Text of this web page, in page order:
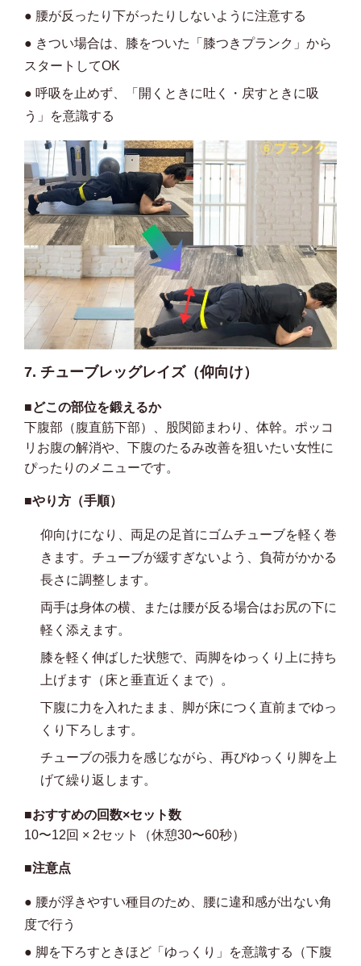
● 腰が反ったり下がったりしないように注意する
● きつい場合は、膝をついた「膝つきプランク」から
スタートしてOK
● 呼吸を止めず、「開くときに吐く・戻すときに吸
う」を意識する
7. チューブレッグレイズ（仰向け）
■どこの部位を鍛えるか
下腹部（腹直筋下部）、股関節まわり、体幹。ポッコ
リお腹の解消や、下腹のたるみ改善を狙いたい女性に
ぴったりのメニューです。
■やり方（手順）
仰向けになり、両足の足首にゴムチューブを軽く巻
きます。チューブが緩すぎないよう、負荷がかかる
長さに調整します。
両手は身体の横、または腰が反る場合はお尻の下に
軽く添えます。
膝を軽く伸ばした状態で、両脚をゆっくり上に持ち
上げます（床と垂直近くまで）。
下腹に力を入れたまま、脚が床につく直前までゆっ
くり下ろします。
チューブの張力を感じながら、再びゆっくり脚を上
げて繰り返します。
■おすすめの回数×セット数
10〜12回 × 2セット（休憩30〜60秒）
■注意点
● 腰が浮きやすい種目のため、腰に違和感が出ない角
度で行う
● 脚を下ろすときほど「ゆっくり」を意識する（下腹